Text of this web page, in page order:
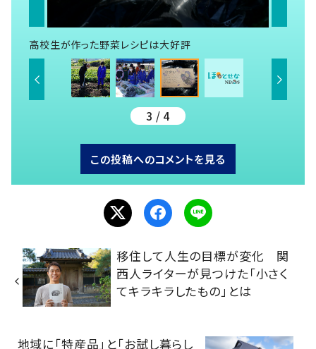
高校生が作った野菜レシピは大好評
3 / 4
この投稿へのコメントを見る
移住して人生の目標が変化 関
西人ライターが見つけた「小さく
てキラキラしたもの」とは
地域に「特産品」と「お試し暮らし